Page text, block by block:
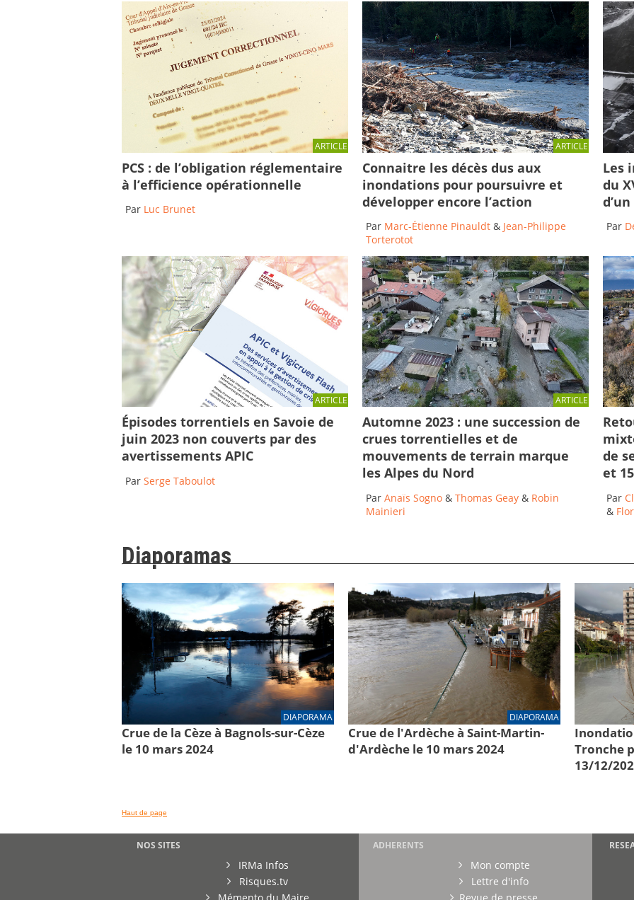
ARTICLE
PCS : de l’obligation réglementaire
à l’efficience opérationnelle
Par Luc Brunet
ARTICLE
Connaitre les décès dus aux
inondations pour poursuivre et
développer encore l’action
Par Marc-Étienne Pinauldt & Jean-Philippe
Torterotot
Les
du
Par
ARTICLE
Épisodes torrentiels en Savoie de
juin 2023 non couverts par des
avertissements APIC
Par Serge Taboulot
ARTICLE
Automne 2023 : une succession de
crues torrentielles et de
mouvements de terrain marque
les Alpes du Nord
Par Anaïs Sogno & Thomas Geay & Robin
Mainieri
de
et
Par
&
Diaporamas
DIAPORAMA
Crue de la Cèze à Bagnols-sur-Cèze
le 10 mars 2024
DIAPORAMA
Crue de l'Ardèche à Saint-Martin-
d'Ardèche le 10 mars 2024
Tronche
13/12/
Haut de page
NOS SITES
IRMa Infos
Risques.tv
ADHERENTS
Mon compte
Lettre d'info